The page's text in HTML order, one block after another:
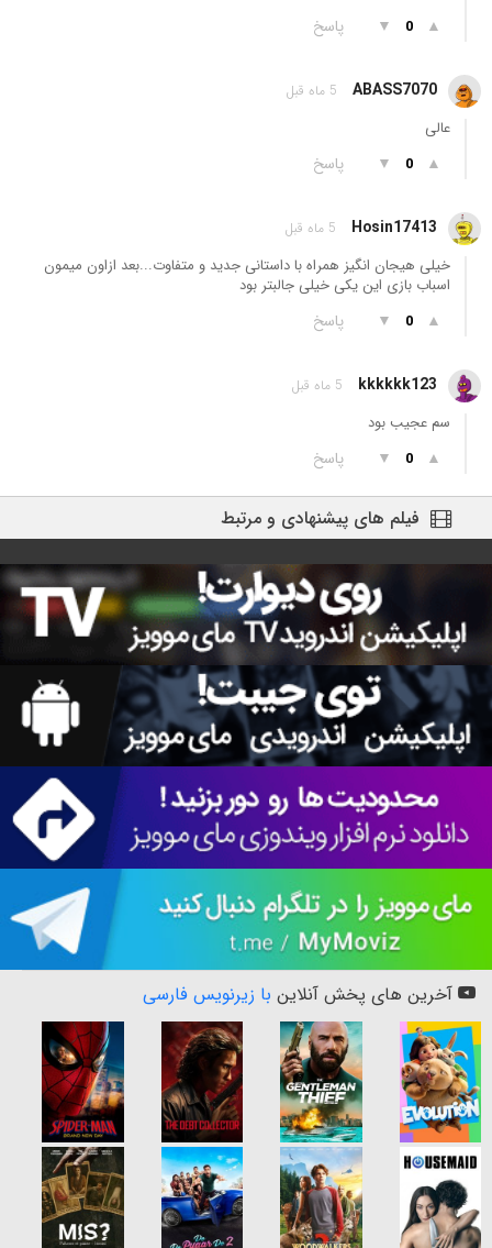
▲
0
▼ پاسخ
ABASS7070 5 ماه قبل
عالی
▲
0
▼ پاسخ
Hosin17413 5 ماه قبل
خیلی هیجان انگیز همراه با داستانی جدید و متفاوت...بعد ازاون میمون
اسباب بازی این یکی خیلی جالبتر بود
▲
0
▼ پاسخ
kkkkkk123 5 ماه قبل
سم عجیب بود
▲
0
▼ پاسخ
فیلم های پیشنهادی و مرتبط
آخرین های پخش آنلاین با زیرنویس فارسی